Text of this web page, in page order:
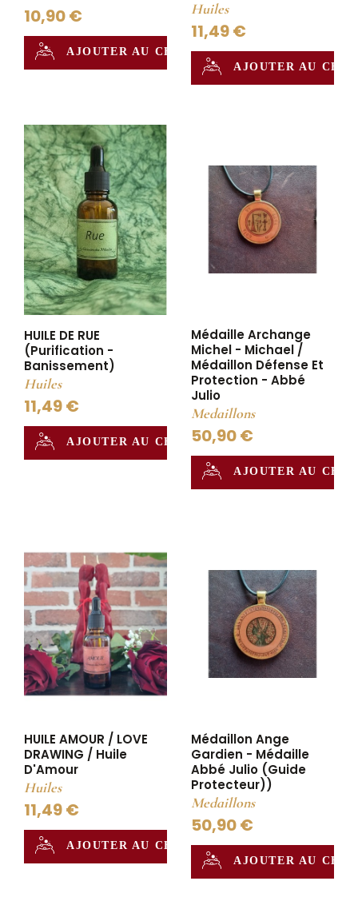
10,90 €
AJOUTER AU CHAUDRON
Huiles
11,49 €
AJOUTER AU
HUILE DE RUE
(Purification -
Banissement)
Huiles
11,49 €
AJOUTER AU CHAUDRON
Médaille Archange
Michel - Michael /
Médaillon Défense Et
Protection - Abbé
Julio
Medaillons
50,90 €
AJOUTER AU
HUILE AMOUR / LOVE
DRAWING / Huile
D'Amour
Huiles
11,49 €
AJOUTER AU CHAUDRON
Médaillon Ange
Gardien - Médaille
Abbé Julio (Guide
Protecteur))
Medaillons
50,90 €
AJOUTER AU